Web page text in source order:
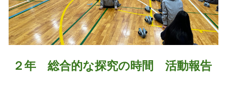
２年 総合的な探究の時間 活動報告